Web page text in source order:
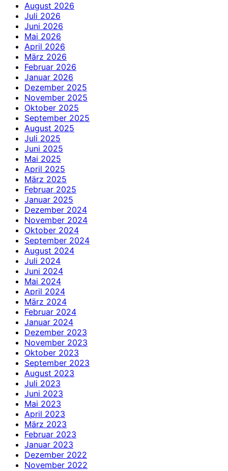
August 2026
Juli 2026
Juni 2026
Mai 2026
April 2026
März 2026
Februar 2026
Januar 2026
Dezember 2025
November 2025
Oktober 2025
September 2025
August 2025
Juli 2025
Juni 2025
Mai 2025
April 2025
März 2025
Februar 2025
Januar 2025
Dezember 2024
November 2024
Oktober 2024
September 2024
August 2024
Juli 2024
Juni 2024
Mai 2024
April 2024
März 2024
Februar 2024
Januar 2024
Dezember 2023
November 2023
Oktober 2023
September 2023
August 2023
Juli 2023
Juni 2023
Mai 2023
April 2023
März 2023
Februar 2023
Januar 2023
Dezember 2022
November 2022